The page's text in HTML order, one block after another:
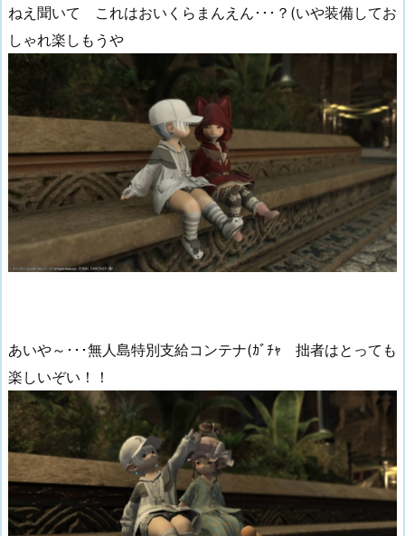
ねえ聞いて これはおいくらまんえん･･･？(いや装備してお
しゃれ楽しもうや
あいや～･･･無人島特別支給コンテナ(ｶﾞﾁｬ 拙者はとっても
楽しいぞい！！